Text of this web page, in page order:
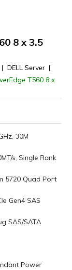
8 x 3.5
| DELL Server |
T560 8 x
30M
s, Single Rank
5720 Quad Port
Gen4 SAS
SAS/SATA
Power